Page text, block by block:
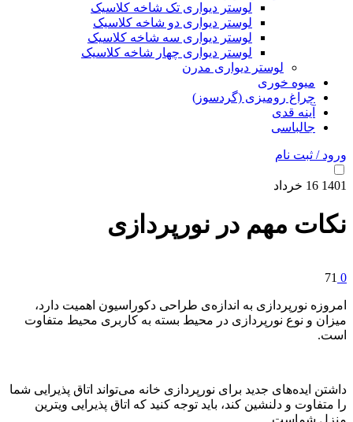
لوستر دیواری تک شاخه کلاسیک
لوستر دیواری دو شاخه کلاسیک
لوستر دیواری سه شاخه کلاسیک
لوستر دیواری چهار شاخه کلاسیک
لوستر دیواری مدرن
میوه خوری
چراغ رومیزی (گردسوز)
آینه قدی
جالباسی
ورود / ثبت نام
1401
16 خرداد
نکات مهم در نورپردازی
0
71
امروزه نورپردازی به اندازه‌ی طراحی دکوراسیون اهمیت دارد،
میزان و نوع نورپردازی در محیط بسته به کاربری محیط متفاوت
است.
داشتن ایده‌های جدید برای نورپردازی خانه می‌تواند اتاق پذیرایی شما
را متفاوت و دلنشین کند، باید توجه کنید که اتاق پذیرایی ویترین
منزل شماست